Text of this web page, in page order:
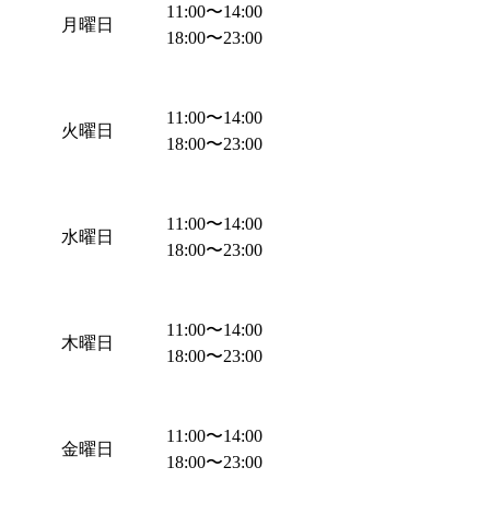
月曜日
火曜日
水曜日
木曜日
金曜日
11:00〜14:00
18:00〜23:00
11:00〜14:00
18:00〜23:00
11:00〜14:00
18:00〜23:00
11:00〜14:00
18:00〜23:00
11:00〜14:00
18:00〜23:00